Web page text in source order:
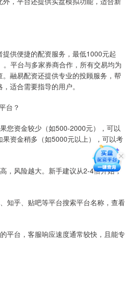
供便捷的配资服务，最低1000元起
平台与多家券商合作，所有交易均为
融易配资还提供专业的投顾服务，帮
适合需要指导的用户。
台？
您资金较少（如500-2000元），可以
资金稍多（如5000元以上），可以考
，风险越大。新手建议从2-4倍开始，
知乎、贴吧等平台搜索平台名称，查看
平台，客服响应速度通常较快，且能专